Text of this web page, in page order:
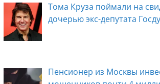
Тома Круза поймали на
дочерью экс-депутата
Пенсионер из Москвы